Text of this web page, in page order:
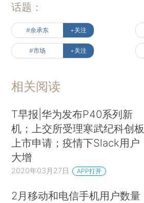
话题：
#余承东 +关注
#市场 +关注
相关阅读
T早报|华为发布P40系列新
机；上交所受理寒武纪科创板
上市申请；疫情下Slack用户
大增
2020年03月27日 APP打开
2月移动和电信手机用户数量